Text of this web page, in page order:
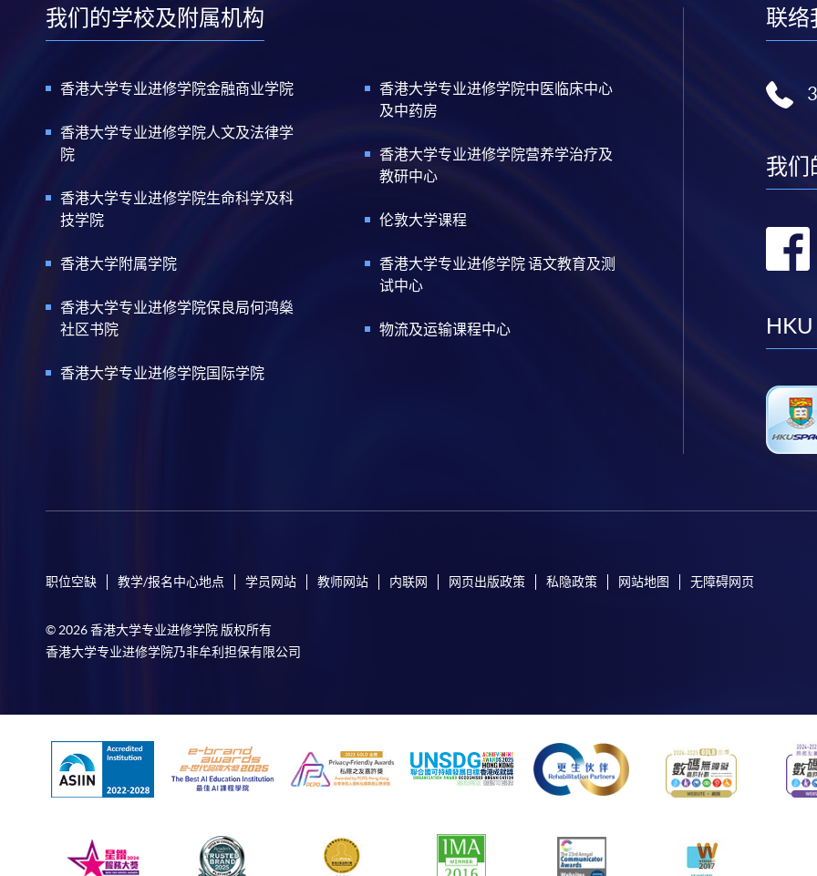
我们的学校及附属机构
香港大学专业进修学院金融商业学院
香港大学专业进修学院人文及法律学
院
香港大学专业进修学院生命科学及科
技学院
香港大学附属学院
香港大学专业进修学院保良局何鸿燊
社区书院
香港大学专业进修学院国际学院
香港大学专业进修学院中医临床中心
及中药房
香港大学专业进修学院营养学治疗及
教研中心
伦敦大学课程
香港大学专业进修学院 语文教育及测
试中心
物流及运输课程中心
联络
我们
HKU
职位空缺 教学/报名中心地点 学员网站 教师网站 内联网 网页出版政策 私隐政策 网站地图 无障碍网页
© 2026 香港大学专业进修学院 版权所有
香港大学专业进修学院乃非牟利担保有限公司